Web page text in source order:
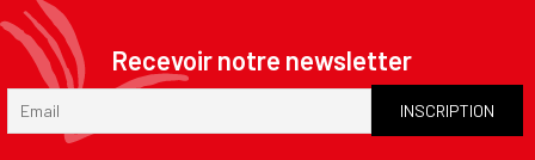
Recevoir notre newsletter